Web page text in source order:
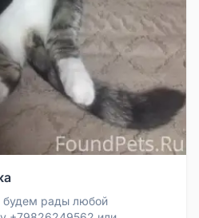
будем рады любой